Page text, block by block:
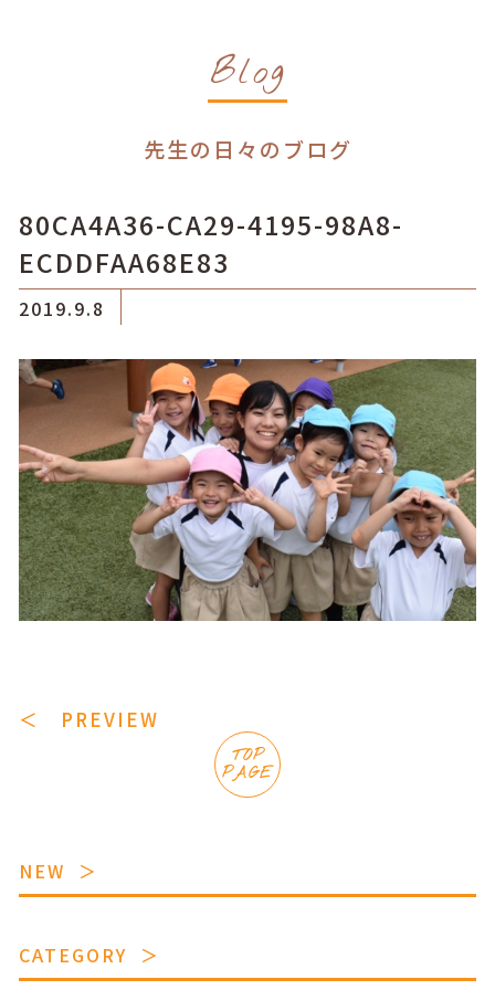
Blog
先生の日々のブログ
80CA4A36-CA29-4195-98A8-
ECDDFAA68E83
2019.9.8
＜ PREVIEW
TOP
PAGE
NEW
CATEGORY